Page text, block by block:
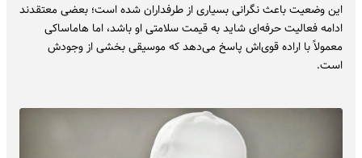
این وضعیت باعث نگرانی بسیاری از طرفداران شده است؛ بعضی معتقدند
ادامه فعالیت حرفه‌ای شاید به قیمت سلامتی او باشد، اما هاماساکی
معمولاً با اراده قوی‌اش پاسخ می‌دهد که موسیقی بخشی از وجودش
است.